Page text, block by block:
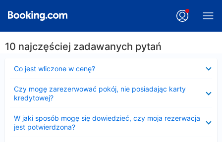
10 najczęściej zadawanych pytań
Co jest wliczone w cenę?
Czy mogę zarezerwować pokój, nie posiadając karty
kredytowej?
W jaki sposób mogę się dowiedzieć, czy moja rezerwacja
jest potwierdzona?